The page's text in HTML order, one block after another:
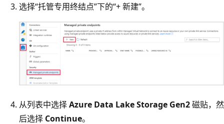
选择“托管专用终结点”下的“+ 新建”。
从列表中选择Azure Data Lake Storage Gen2磁贴，然
后选择 Continue。